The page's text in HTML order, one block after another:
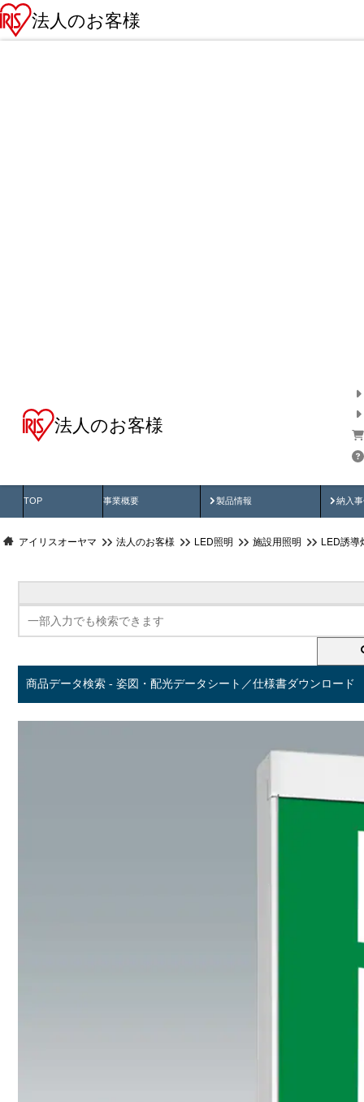
法人のお客様
法人のお客様
TOP 事業概要 製品情報
製品動画 納入
納
アイリスオーヤマ 法人のお客様 LED照明 施設用照明 LED誘導
商品データ検索 - 姿図・配光データシート／仕様書ダウンロード